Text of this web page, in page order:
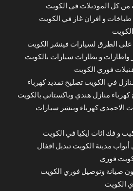
كل الموديلات في الكويت
و افران غاز في الكويت
الطرق لسيارات فينشر الكويت
واطارات و بطارات سيارات بالكويت
فوري الكويت
في الكويت تصليح تمديد كهرباء
منازل هندي وباكستاني بالكويت
الاحمدي كهرباء وبنشر سيارات
و فك اثاث ايكيا في الكويت
مدينة الكويت تبديل اقفال
فوري
صيانة وتوصيل فوري الكويت
الكويت